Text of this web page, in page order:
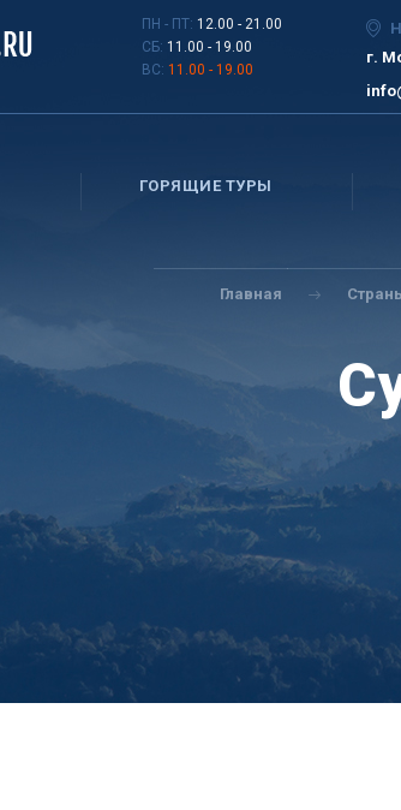
ПН - ПТ: 12.00 - 21.00
СБ: 11.00 - 19.00
ВС: 11.00 - 19.00
г.
ГОРЯЩИЕ ТУРЫ
Главная